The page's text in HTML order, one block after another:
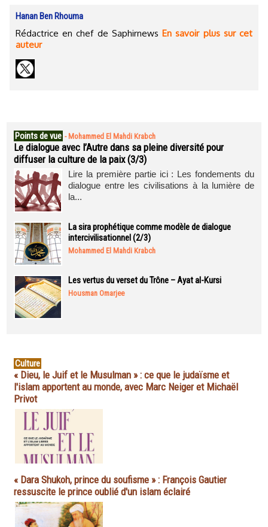
Hanan Ben Rhouma
Rédactrice en chef de SaphirnewsEn savoir plus sur cet
auteur
Points de vue - Mohammed El Mahdi Krabch
Le dialogue avec l’Autre dans sa pleine diversité pour
diffuser la culture de la paix (3/3)
Lire la première partie ici : Les fondements du
dialogue entre les civilisations à la lumière de
la...
La sira prophétique comme modèle de dialogue
intercivilisationnel (2/3)
Mohammed El Mahdi Krabch
Les vertus du verset du Trône – Ayat al-Kursi
Housman Omarjee
Culture
« Dieu, le Juif et le Musulman » : ce que le judaïsme et
l'islam apportent au monde, avec Marc Neiger et Michaël
Privot
« Dara Shukoh, prince du soufisme » : François Gautier
ressuscite le prince oublié d'un islam éclairé